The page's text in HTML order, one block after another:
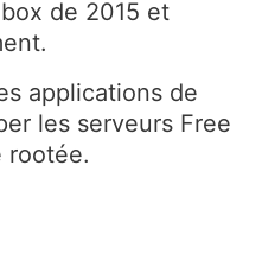
de 2015 et
applications de
les serveurs Free
rootée.